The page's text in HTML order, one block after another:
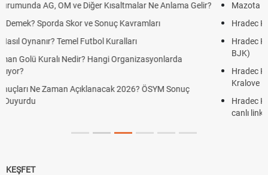
Ne Anlama Gelir?
ÖSYM Sonuç
Mazota İndirim Var mı? Motorin
Hradec Kralove Beşiktaş maçı şifresiz canlı
Hradec Kralove Beşiktaş CANLI İZLE
Hradec Kralove Beşiktaş maçı şifresiz S
Kralove BJK link
Hradec Kralove Beşiktaş ücretsiz izle,
KEŞFET